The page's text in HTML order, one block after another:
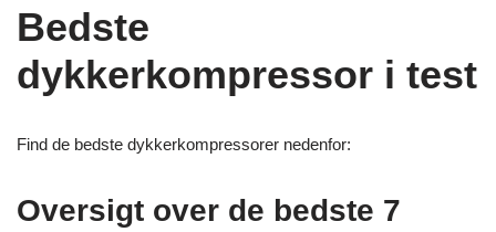
Bedste
dykkerkompressor i test
Find de bedste dykkerkompressorer nedenfor:
Oversigt over de bedste 7